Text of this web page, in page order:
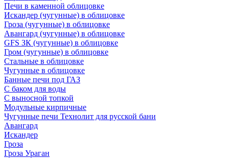
Печи в каменной облицовке
Искандер (чугунные) в облицовке
Гроза (чугунные) в облицовке
Авангард (чугунные) в облицовке
GFS ЗК (чугунные) в облицовке
Гром (чугунные) в облицовке
Стальные в облицовке
Чугунные в облицовке
Банные печи под ГАЗ
С баком для воды
С выносной топкой
Модульные кирпичные
Чугунные печи Технолит для русской бани
Авангард
Искандер
Гроза
Гроза Ураган